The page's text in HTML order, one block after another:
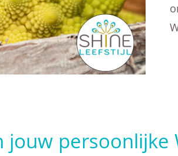
jouw